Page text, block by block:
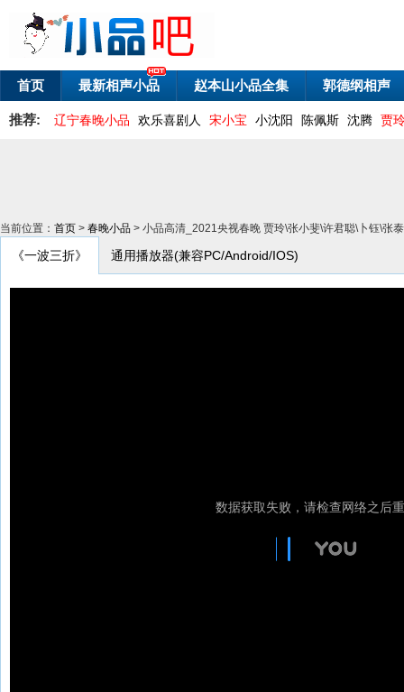
首页 最新相声小品 赵本山小品全集 郭德纲相声
推荐: 辽宁春晚小品 欢乐喜剧人 宋小宝 小沈阳 陈佩斯 沈腾 贾
当前位置： 首页 > 春晚小品 > 小品高清_2021央视春晚 贾玲\张小斐\许君聪\卜钰\张
《一波三折》 通用播放器(兼容PC/Android/IOS)